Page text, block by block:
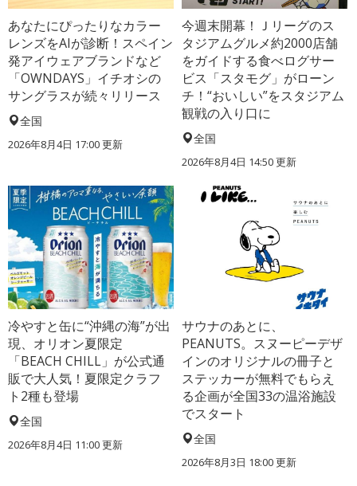
あなたにぴったりなカラー
レンズをAIが診断！スペイン
発アイウェアブランドなど
「OWNDAYS」イチオシの
サングラスが続々リリース
全国
2026年8月4日 17:00更新
今週末開幕！Ｊリーグのス
タジアムグルメ約2000店舗
をガイドする食べログサー
ビス「スタモグ」がローン
チ！“おいしい”をスタジアム
観戦の入り口に
全国
2026年8月4日 14:50更新
冷やすと缶に“沖縄の海”が出
現、オリオン夏限定
「BEACH CHILL」が公式通
販で大人気！夏限定クラフ
ト2種も登場
全国
2026年8月4日 11:00更新
サウナのあとに、
PEANUTS。スヌーピーデザ
インのオリジナルの冊子と
ステッカーが無料でもらえ
る企画が全国33の温浴施設
でスタート
全国
2026年8月3日 18:00更新